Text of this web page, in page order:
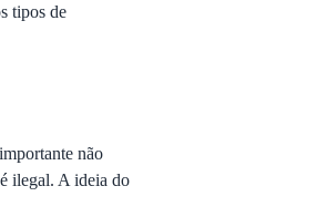
tipos de
não
ilegal. A ideia do